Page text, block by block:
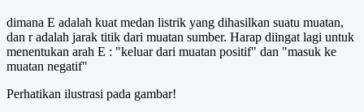
dimana E adalah kuat medan listrik yang dihasilkan suatu muatan,
dan r adalah jarak titik dari muatan sumber. Harap diingat lagi untuk
menentukan arah E : "keluar dari muatan positif" dan "masuk ke
muatan negatif"
Perhatikan ilustrasi pada gambar!